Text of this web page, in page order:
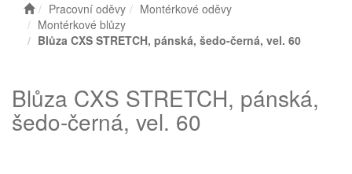
Pracovní oděvy
Montérkové oděvy
Montérkové blůzy
Blůza CXS STRETCH, pánská, šedo-černá, vel. 60
Blůza CXS STRETCH, pánská,
šedo-černá, vel. 60